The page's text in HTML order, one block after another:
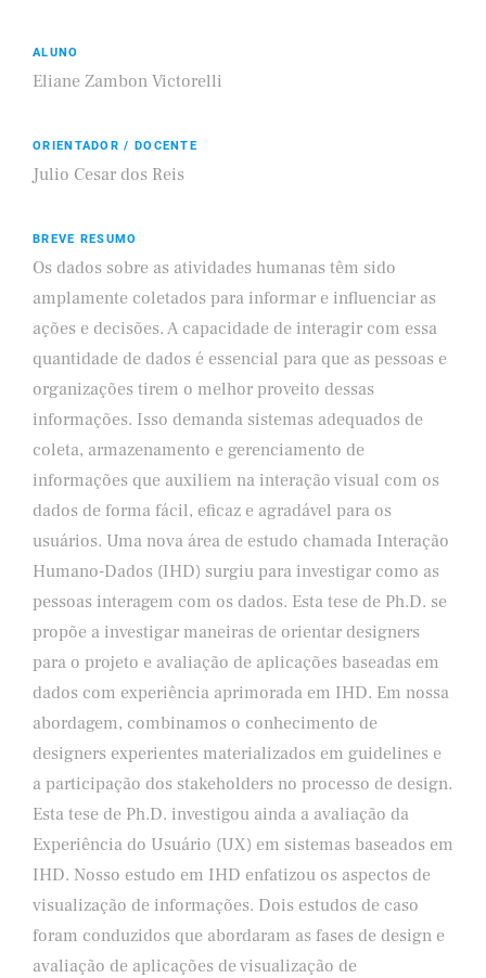
ALUNO
Eliane Zambon Victorelli
ORIENTADOR / DOCENTE
Julio Cesar dos Reis
BREVE RESUMO
Os dados sobre as atividades humanas têm sido
amplamente coletados para informar e influenciar as
ações e decisões. A capacidade de interagir com essa
quantidade de dados é essencial para que as pessoas e
organizações tirem o melhor proveito dessas
informações. Isso demanda sistemas adequados de
coleta, armazenamento e gerenciamento de
informações que auxiliem na interação visual com os
dados de forma fácil, eficaz e agradável para os
usuários. Uma nova área de estudo chamada Interação
Humano-Dados (IHD) surgiu para investigar como as
pessoas interagem com os dados. Esta tese de Ph.D. se
propõe a investigar maneiras de orientar designers
para o projeto e avaliação de aplicações baseadas em
dados com experiência aprimorada em IHD. Em nossa
abordagem, combinamos o conhecimento de
designers experientes materializados em guidelines e
a participação dos stakeholders no processo de design.
Esta tese de Ph.D. investigou ainda a avaliação da
Experiência do Usuário (UX) em sistemas baseados em
IHD. Nosso estudo em IHD enfatizou os aspectos de
visualização de informações. Dois estudos de caso
foram conduzidos que abordaram as fases de design e
avaliação de aplicações de visualização de